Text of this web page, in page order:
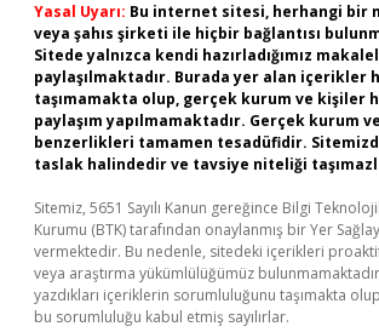
Yasal Uyarı: Bu internet sitesi, herhangi bir
veya şahıs şirketi ile hiçbir bağlantısı
Sitede yalnızca kendi hazırladığımız
paylaşılmaktadır. Burada yer alan içerikler
taşımamakta olup, gerçek kurum ve kişiler
paylaşım yapılmamaktadır. Gerçek kurum
benzerlikleri tamamen tesadüfidir.
taslak halindedir ve tavsiye niteliği
Sitemiz, 5651 Sayılı Kanun gereğince Bilgi
Kurumu (BTK) tarafından onaylanmış bir Yer
vermektedir. Bu nedenle, sitedeki içerikleri
veya araştırma yükümlülüğümüz
yazdıkları içeriklerin sorumluluğunu taşımakta
bu sorumluluğu kabul etmiş sayılırlar.